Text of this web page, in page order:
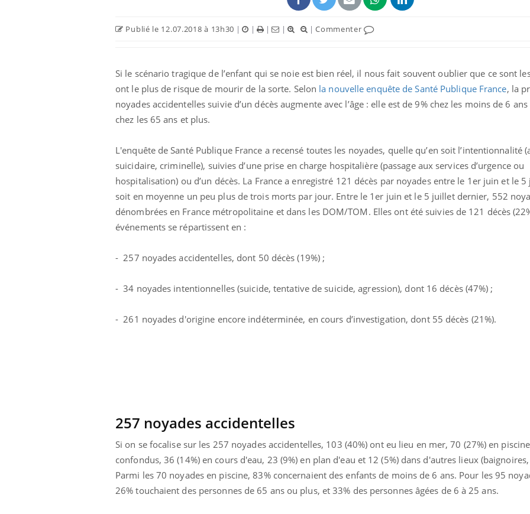
Publié le 12.07.2018 à 13h30 | | | | |Commenter
Si le scénario tragique de l’enfant qui se noie est bien réel, il nous fait souvent oublier que ce sont
ont le plus de risque de mourir de la sorte. Selon la nouvelle enquête de Santé Publique France, la
noyades accidentelles suivie d’un décès augmente avec l’âge : elle est de 9% chez les moins de 6
chez les 65 ans et plus.
L'enquête de Santé Publique France a recensé toutes les noyades, quelle qu’en soit l’intentionnalité
suicidaire, criminelle), suivies d’une prise en charge hospitalière (passage aux services d’urgence ou
hospitalisation) ou d’un décès. La France a enregistré 121 décès par noyades entre le 1er juin et le
soit en moyenne un peu plus de trois morts par jour. Entre le 1er juin et le 5 juillet dernier, 552
dénombrées en France métropolitaine et dans les DOM/TOM. Elles ont été suivies de 121 décès
événements se répartissent en :
- 257 noyades accidentelles, dont 50 décès (19%) ;
- 34 noyades intentionnelles (suicide, tentative de suicide, agression), dont 16 décès (47%) ;
- 261 noyades d'origine encore indéterminée, en cours d’investigation, dont 55 décès (21%).
257 noyades accidentelles
Si on se focalise sur les 257 noyades accidentelles, 103 (40%) ont eu lieu en mer, 70 (27%) en
confondus, 36 (14%) en cours d'eau, 23 (9%) en plan d'eau et 12 (5%) dans d'autres lieux (baignoires,
Parmi les 70 noyades en piscine, 83% concernaient des enfants de moins de 6 ans. Pour les 95
26% touchaient des personnes de 65 ans ou plus, et 33% des personnes âgées de 6 à 25 ans.
Carence en fer : comprendre pour
Youtube
Youtube
Insuline & Charge mentale : et si on
osait en parler??Youtube
Youtube
Eczéma Chronique
préparer pour l’été !